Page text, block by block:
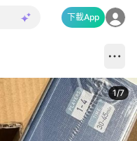
下載App
1/7